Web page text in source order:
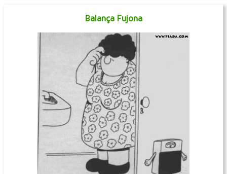
Balança Fujona